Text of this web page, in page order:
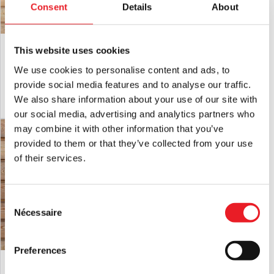
Consent Details About
This website uses cookies
We use cookies to personalise content and ads, to
provide social media features and to analyse our traffic.
We also share information about your use of our site with
our social media, advertising and analytics partners who
may combine it with other information that you’ve
provided to them or that they’ve collected from your use
of their services.
Consent
Selection
Nécessaire
Preferences
Jacket
129.95
AJOUTER AU PANIER VOIR LE PRODUIT
£129.95
AJOUTER AU PANIER VOIR LE PRODUIT
PROMO !
Banque en PVC Michael Myers 8″